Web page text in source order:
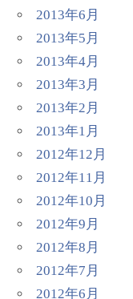
2013年6月
2013年5月
2013年4月
2013年3月
2013年2月
2013年1月
2012年12月
2012年11月
2012年10月
2012年9月
2012年8月
2012年7月
2012年6月